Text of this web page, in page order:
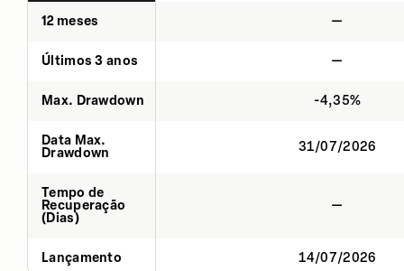
12 meses —
Últimos 3 anos —
Max. Drawdown -4,35%
Data Max.
Drawdown
31/07/2026
Tempo de
Recuperação
(Dias)
—
Lançamento 14/07/2026